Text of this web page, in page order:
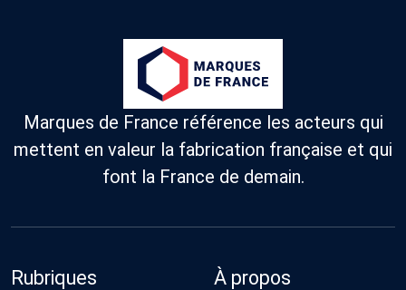
Marques de France référence les acteurs qui
mettent en valeur la fabrication française et qui
font la France de demain.
Rubriques À propos